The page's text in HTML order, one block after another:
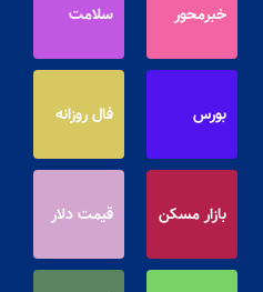
خبرمحور سلامت
بورس فال روزانه
بازار مسکن قیمت دلار